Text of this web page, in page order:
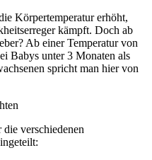
Körpertemperatur erhöht,
kämpft. Doch ab
Ab einer Temperatur von
Babys unter 3 Monaten als
spricht man hier von
verschiedenen